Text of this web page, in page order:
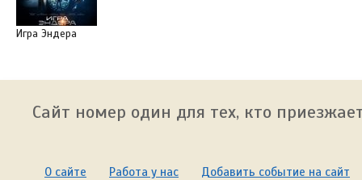
Игра Эндера
Сайт номер один для тех, кто
О сайте Работа у нас Добавить событие на сайт